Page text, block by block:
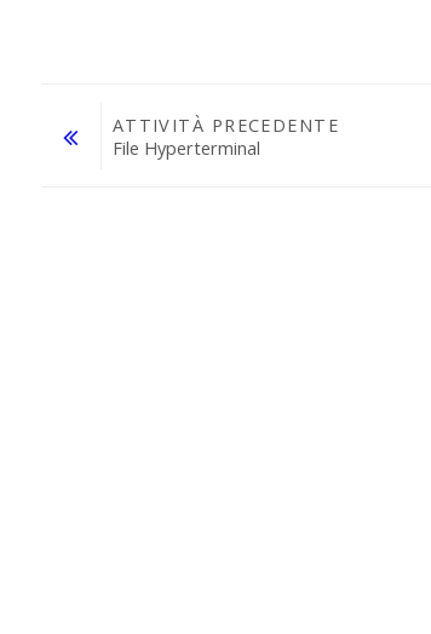
ATTIVITÀ PRECEDENTE
File Hyperterminal